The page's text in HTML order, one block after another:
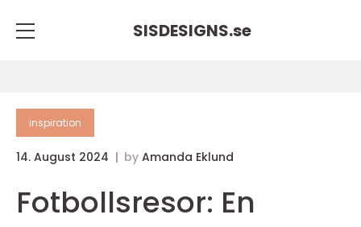
SISDESIGNS.se
inspiration
14. August 2024 by Amanda Eklund
Fotbollsresor: En